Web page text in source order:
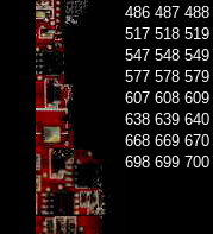
486 487 488
517 518 519
547 548 549
577 578 579
607 608 609
638 639 640
668 669 670
698 699 700